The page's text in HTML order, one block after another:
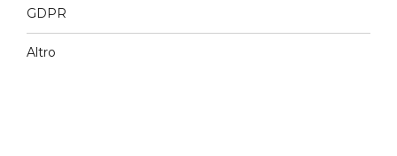
GDPR
Altro